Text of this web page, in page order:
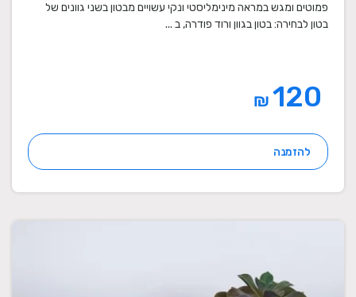
פמוטים ומגש במראה מינימליסטי ונקי עשויים מבטון בשני גוונים של
בטון לבחירה: בטון בגוון ורוד פודרה, ב ...
₪
להזמנה